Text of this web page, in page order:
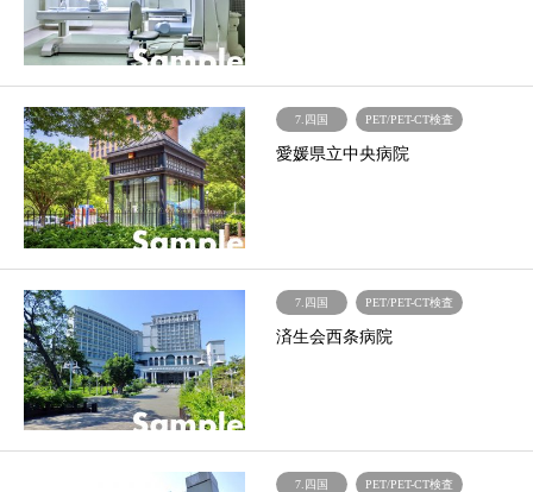
7.四国 PET/PET-CT検査
愛媛県立中央病院
7.四国 PET/PET-CT検査
済生会西条病院
7.四国 PET/PET-CT検査